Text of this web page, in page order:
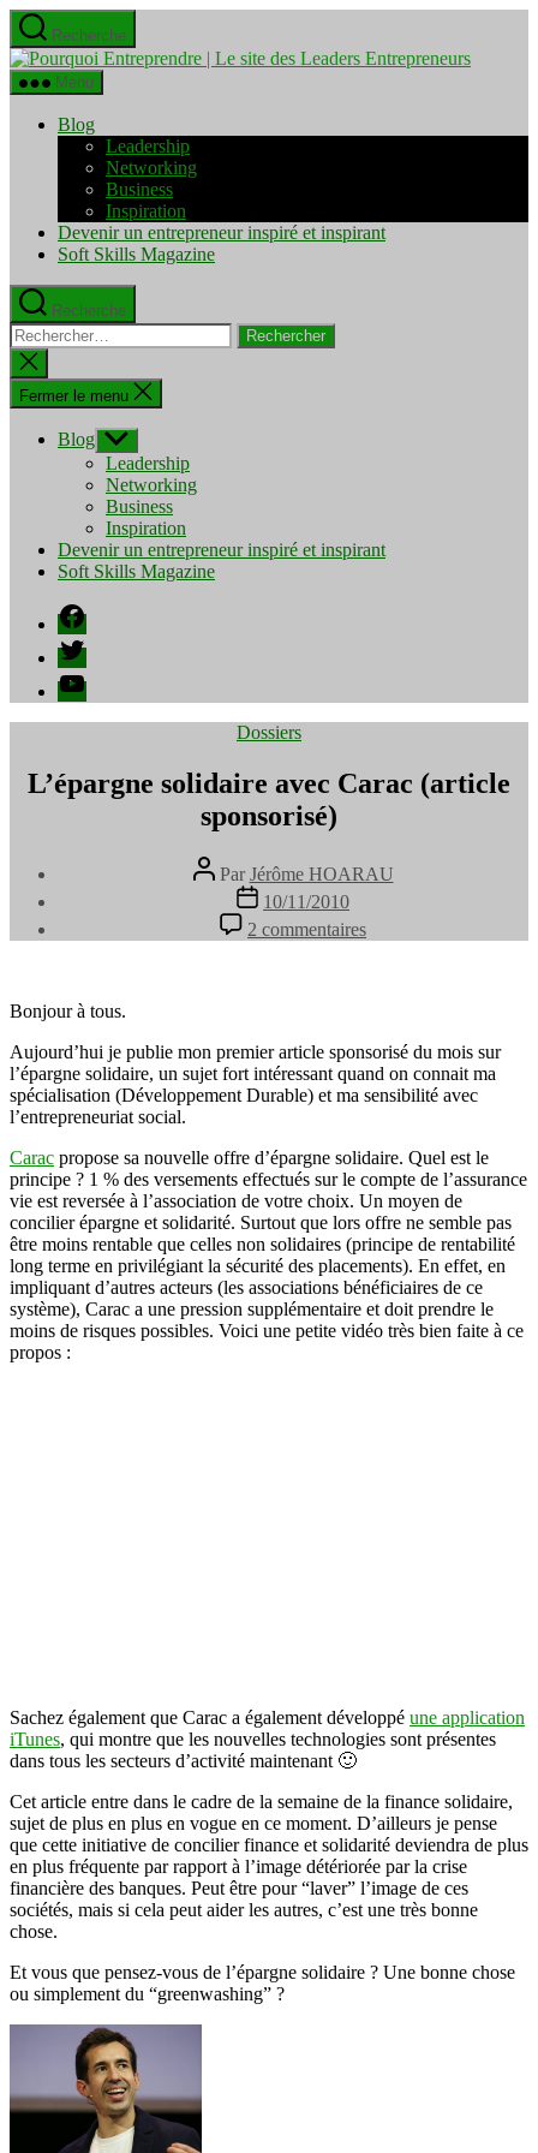
Aller
au
contenu
Recherche
Pourquoi
Menu
Blog
Leadership
Networking
Business
Inspiration
Devenir un entrepreneur inspiré et inspirant
Soft Skills Magazine
Recherche
Rechercher :
Fermer
la
recherche
Fermer le menu
Blog Afficher
le
sous-
menu
Leadership
Networking
Business
Inspiration
Devenir un entrepreneur inspiré et inspirant
Soft Skills Magazine
Facebook
Twitter
YouTube
Catégories
Dossiers
L’épargne solidaire avec Carac (article
sponsorisé)
Auteur
de
l’article
Par Jérôme HOARAU
Date
de
l’article
10/11/2010
2 commentaires
L’épargne
sponsorisé)
Bonjour à tous.
Aujourd’hui je publie mon premier article sponsorisé du mois sur
l’épargne solidaire, un sujet fort intéressant quand on connait ma
spécialisation (Développement Durable) et ma sensibilité avec
l’entrepreneuriat social.
Carac propose sa nouvelle offre d’épargne solidaire. Quel est le
principe ? 1 % des versements effectués sur le compte de l’assurance
vie est reversée à l’association de votre choix. Un moyen de
concilier épargne et solidarité. Surtout que lors offre ne semble pas
être moins rentable que celles non solidaires (principe de rentabilité
long terme en privilégiant la sécurité des placements). En effet, en
impliquant d’autres acteurs (les associations bénéficiaires de ce
système), Carac a une pression supplémentaire et doit prendre le
moins de risques possibles. Voici une petite vidéo très bien faite à ce
propos :
Sachez également que Carac a également développé une application
iTunes, qui montre que les nouvelles technologies sont présentes
dans tous les secteurs d’activité maintenant 🙂
Cet article entre dans le cadre de la semaine de la finance solidaire,
sujet de plus en plus en vogue en ce moment. D’ailleurs je pense
que cette initiative de concilier finance et solidarité deviendra de plus
en plus fréquente par rapport à l’image détériorée par la crise
financière des banques. Peut être pour “laver” l’image de ces
sociétés, mais si cela peut aider les autres, c’est une très bonne
chose.
Et vous que pensez-vous de l’épargne solidaire ? Une bonne chose
ou simplement du “greenwashing” ?